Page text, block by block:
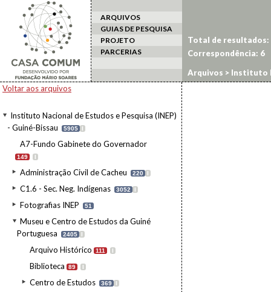
ARQUIVOS
GUIAS DE PESQUISA
PROJETO
PARCERIAS
Voltar aos arquivos
Instituto Nacional de Estudos e Pesquisa (INEP)
- Guiné-Bissau
5905 I
A7-Fundo Gabinete do Governador
149 I
Administração Civil de Cacheu 220 I
C1.6 - Sec. Neg. Indígenas 3052 I
Fotografias INEP 51
Museu e Centro de Estudos da Guiné
Portuguesa
2405 I
Arquivo Histórico 111 I
Biblioteca 89 I
Centro de Estudos 369 I
Total de resultados:
Correspondência: 6
Arquivos > Instituto
da Guiné Portuguesa